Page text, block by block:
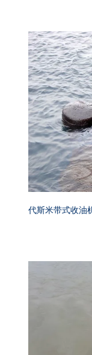
代斯米带式收油